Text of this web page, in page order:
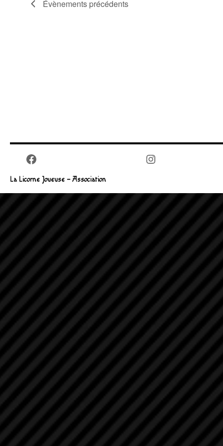
Évènements précédents
Facebook Instagram
La Licorne Joueuse – Association